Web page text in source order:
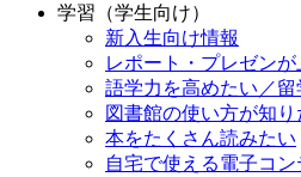
学習（学生向け）
新入生向け情報
レポート・プレゼン
語学力を高めたい／留
図書館の使い方が知り
本をたくさん読みたい
自宅で使える電子コン